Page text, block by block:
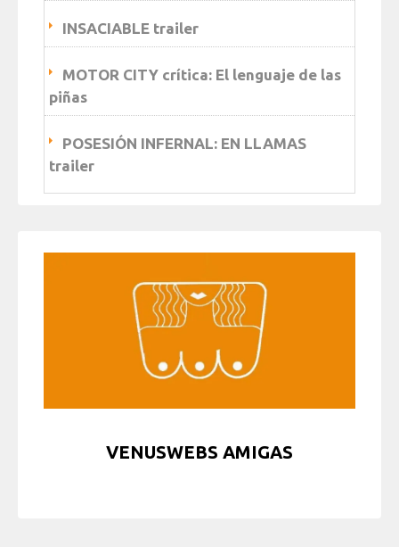
INSACIABLE trailer
MOTOR CITY crítica: El lenguaje de las
piñas
POSESIÓN INFERNAL: EN LLAMAS
trailer
VENUSWEBS AMIGAS